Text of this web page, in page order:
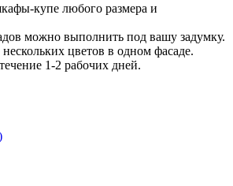
купе любого размера и
можно выполнить под вашу задумку.
цветов в одном фасаде.
1-2 рабочих дней.